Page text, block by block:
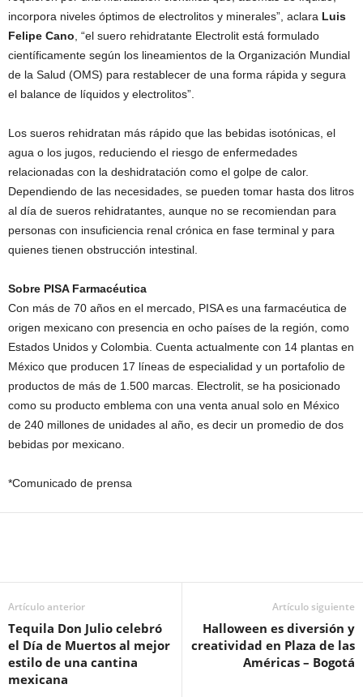
incorpora niveles óptimos de electrolitos y minerales”, aclara Luis
Felipe Cano, “el suero rehidratante Electrolit está formulado
científicamente según los lineamientos de la Organización Mundial
de la Salud (OMS) para restablecer de una forma rápida y segura
el balance de líquidos y electrolitos”.
Los sueros rehidratan más rápido que las bebidas isotónicas, el
agua o los jugos, reduciendo el riesgo de enfermedades
relacionadas con la deshidratación como el golpe de calor.
Dependiendo de las necesidades, se pueden tomar hasta dos litros
al día de sueros rehidratantes, aunque no se recomiendan para
personas con insuficiencia renal crónica en fase terminal y para
quienes tienen obstrucción intestinal.
Sobre PISA Farmacéutica
Con más de 70 años en el mercado, PISA es una farmacéutica de
origen mexicano con presencia en ocho países de la región, como
Estados Unidos y Colombia. Cuenta actualmente con 14 plantas en
México que producen 17 líneas de especialidad y un portafolio de
productos de más de 1.500 marcas. Electrolit, se ha posicionado
como su producto emblema con una venta anual solo en México
de 240 millones de unidades al año, es decir un promedio de dos
bebidas por mexicano.
*Comunicado de prensa
Artículo anterior
Tequila Don Julio celebró
el Día de Muertos al mejor
estilo de una cantina
mexicana
Artículo siguiente
Halloween es diversión y
creatividad en Plaza de las
Américas – Bogotá